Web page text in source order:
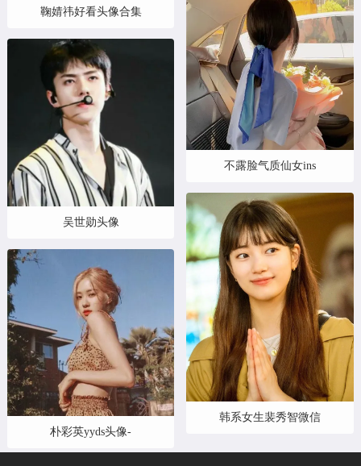
鞠婧祎好看头像合集
吴世勋头像
朴彩英yyds头像-
不露脸气质仙女ins
韩系女生裴秀智微信